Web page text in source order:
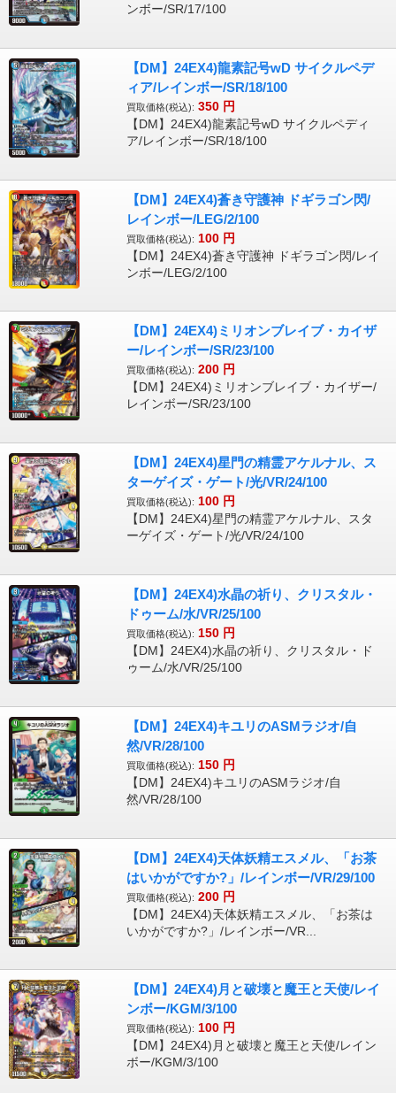
ンボー/SR/17/100
【DM】24EX4)龍素記号wD サイクルペデ
ィア/レインボー/SR/18/100
買取価格(税込): 350 円
【DM】24EX4)龍素記号wD サイクルペディ
ア/レインボー/SR/18/100
【DM】24EX4)蒼き守護神 ドギラゴン閃/
レインボー/LEG/2/100
買取価格(税込): 100 円
【DM】24EX4)蒼き守護神 ドギラゴン閃/レイ
ンボー/LEG/2/100
【DM】24EX4)ミリオンブレイブ・カイザ
ー/レインボー/SR/23/100
買取価格(税込): 200 円
【DM】24EX4)ミリオンブレイブ・カイザー/
レインボー/SR/23/100
【DM】24EX4)星門の精霊アケルナル、ス
ターゲイズ・ゲート/光/VR/24/100
買取価格(税込): 100 円
【DM】24EX4)星門の精霊アケルナル、スタ
ーゲイズ・ゲート/光/VR/24/100
【DM】24EX4)水晶の祈り、クリスタル・
ドゥーム/水/VR/25/100
買取価格(税込): 150 円
【DM】24EX4)水晶の祈り、クリスタル・ド
ゥーム/水/VR/25/100
【DM】24EX4)キユリのASMラジオ/自
然/VR/28/100
買取価格(税込): 150 円
【DM】24EX4)キユリのASMラジオ/自
然/VR/28/100
【DM】24EX4)天体妖精エスメル、「お茶
はいかがですか?」/レインボー/VR/29/100
買取価格(税込): 200 円
【DM】24EX4)天体妖精エスメル、「お茶は
いかがですか?」/レインボー/VR...
【DM】24EX4)月と破壊と魔王と天使/レイ
ンボー/KGM/3/100
買取価格(税込): 100 円
【DM】24EX4)月と破壊と魔王と天使/レイン
ボー/KGM/3/100